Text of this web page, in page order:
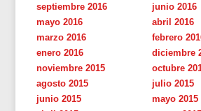
septiembre 2016
junio 2016
mayo 2016
abril 2016
marzo 2016
febrero
enero 2016
diciembre
noviembre 2015
octubre
agosto 2015
julio 2015
junio 2015
mayo 2015